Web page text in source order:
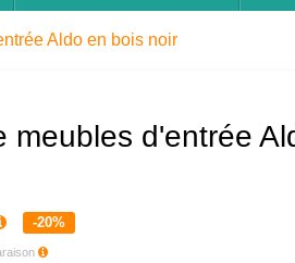
Aldo en bois noir
meubles d'entrée
-20%